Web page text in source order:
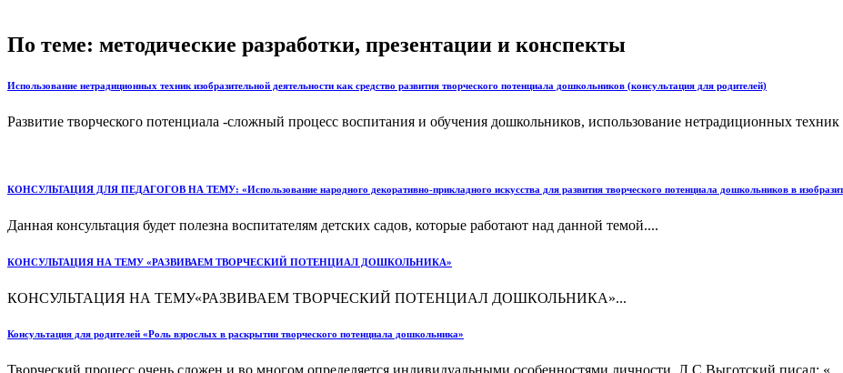
По теме: методические разработки, презентации и конспекты
Использование нетрадиционных техник изобразительной деятельности как средство развития творческого потенциала дошкольников (консультация для родителей)
Развитие творческого потенциала -сложный процесс воспитания и обучения дошкольников, использование нетрадиционных
КОНСУЛЬТАЦИЯ ДЛЯ ПЕДАГОГОВ НА ТЕМУ: «Использование народного декоративно-прикладного искусства для развития творческого потенциала дошкольников в
Данная консультация будет полезна воспитателям детских садов, которые работают над данной темой....
КОНСУЛЬТАЦИЯ НА ТЕМУ «РАЗВИВАЕМ ТВОРЧЕСКИЙ ПОТЕНЦИАЛ ДОШКОЛЬНИКА»
КОНСУЛЬТАЦИЯ НА ТЕМУ«РАЗВИВАЕМ ТВОРЧЕСКИЙ ПОТЕНЦИАЛ ДОШКОЛЬНИКА»...
Консультация для родителей «Роль взрослых в раскрытии творческого потенциала дошкольника»